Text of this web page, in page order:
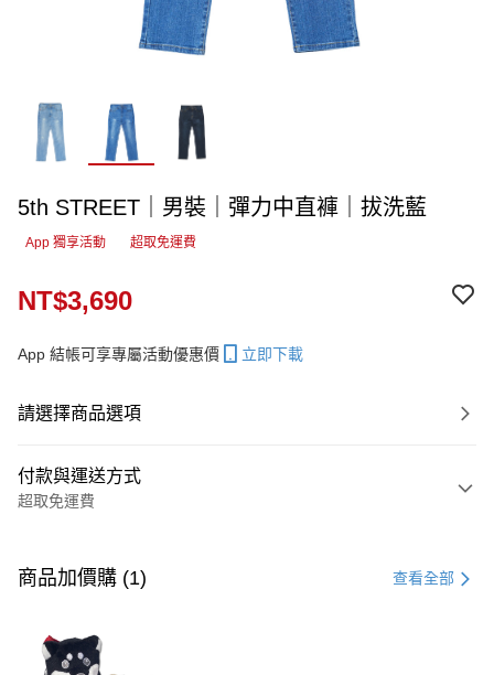
5th STREET｜男裝｜彈力中直褲｜拔洗藍
App 獨享活動 超取免運費
NT$3,690
App 結帳可享專屬活動優惠價 立即下載
請選擇商品選項
付款與運送方式
超取免運費
信用卡一次付款
LINE Pay
商品加價購 (1) 查看全部